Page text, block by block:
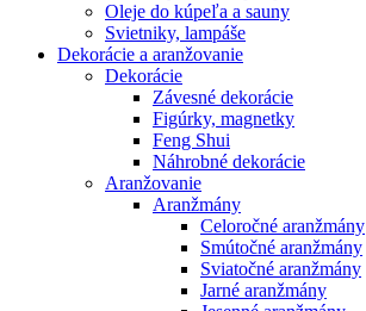
Oleje do kúpeľa a sauny
Svietniky, lampáše
Dekorácie a aranžovanie
Dekorácie
Závesné dekorácie
Figúrky, magnetky
Feng Shui
Náhrobné dekorácie
Aranžovanie
Aranžmány
Celoročné aranžmány
Smútočné aranžmány
Sviatočné aranžmány
Jarné aranžmány